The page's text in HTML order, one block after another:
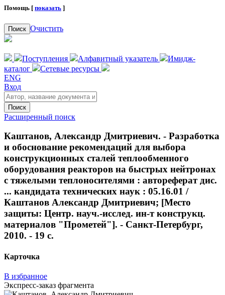
Помощь [ показать ]
Поиск Очистить
Поступления Алфавитный указатель
Имидж-
каталог
Сетевые ресурсы
ENG
Вход
Поиск
Расширенный поиск
Каштанов, Александр Дмитриевич. - Разработка
и обоснование рекомендаций для выбора
конструкционных сталей теплообменного
оборудования реакторов на быстрых нейтронах
с тяжелыми теплоносителями : автореферат дис.
... кандидата технических наук : 05.16.01 /
Каштанов Александр Дмитриевич; [Место
защиты: Центр. науч.-исслед. ин-т конструкц.
материалов "Прометей"]. - Санкт-Петербург,
2010. - 19 с.
Карточка
В избранное
Экспресс-заказ фрагмента